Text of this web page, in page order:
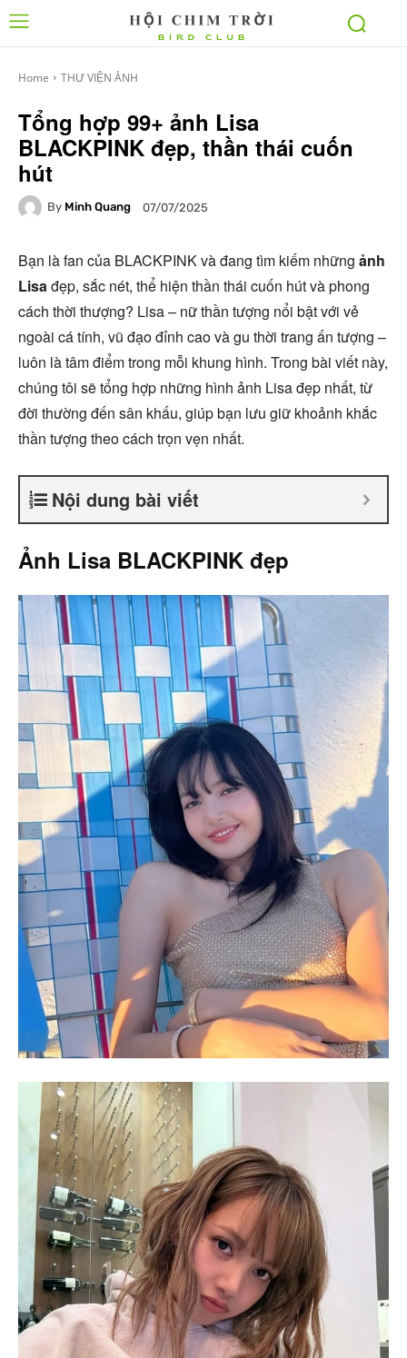
Home THƯ VIỆN ẢNH
Tổng hợp 99+ ảnh Lisa
BLACKPINK đẹp, thần thái cuốn
hút
By Minh Quang 07/07/2025
Bạn là fan của BLACKPINK và đang tìm kiếm những ảnh
Lisa đẹp, sắc nét, thể hiện thần thái cuốn hút và phong
cách thời thượng? Lisa – nữ thần tượng nổi bật với vẻ
ngoài cá tính, vũ đạo đỉnh cao và gu thời trang ấn tượng –
luôn là tâm điểm trong mỗi khung hình. Trong bài viết này,
chúng tôi sẽ tổng hợp những hình ảnh Lisa đẹp nhất, từ
đời thường đến sân khấu, giúp bạn lưu giữ khoảnh khắc
thần tượng theo cách trọn vẹn nhất.
Nội dung bài viết
Ảnh Lisa BLACKPINK đẹp